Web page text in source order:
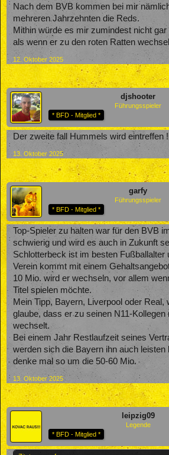
Nach dem BVB kommen bei mir
mehreren Jahrzehnten die Reds.
Mithin würde es mir zumindest nicht gar
als wenn er zu den roten Ratten
12. Oktober 2025
djshooter
Führungsspieler
* BFD - Mitglied *
Der zweite fall Hummels wird eintreffen
13. Oktober 2025
garfy
Führungsspieler
* BFD - Mitglied *
Top-Spieler zu halten war für den BVB
schwierig und wird es auch in Zukunft
Schlotterbeck ist im besten Fußballalter
Verein kommt mit einem
10 Mio. wird er wechseln, vor allem
Titel spielen möchte.
Mein Tipp, Bayern, Liverpool oder Real,
glaube, dass er zu seinen N11-Kollegen
wechselt.
Bei einem Jahr Restlaufzeit seines
werden sich die Bayern ihn auch leisten
denke mal so um die 50-60 Mio.
13. Oktober 2025
leipzig09
Legende
* BFD - Mitglied *